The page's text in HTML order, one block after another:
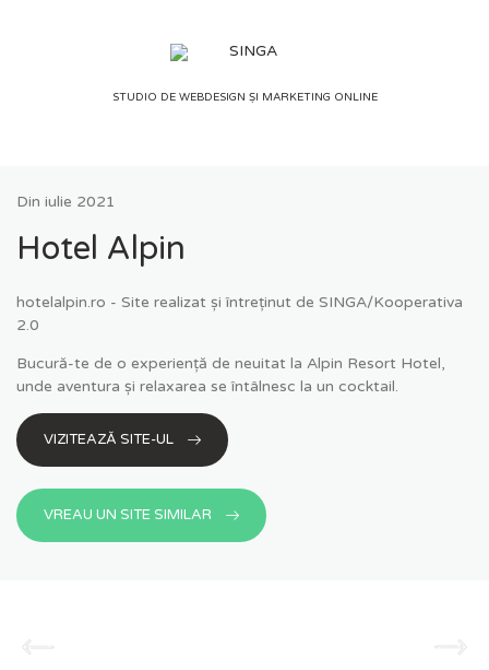
STUDIO DE WEBDESIGN ȘI MARKETING ONLINE
Din iulie 2021
Hotel Alpin
hotelalpin.ro - Site realizat și întreținut de SINGA/Kooperativa
2.0
Bucură-te de o experiență de neuitat la Alpin Resort Hotel,
unde aventura și relaxarea se întâlnesc la un cocktail.
VIZITEAZĂ SITE-UL
VREAU UN SITE SIMILAR